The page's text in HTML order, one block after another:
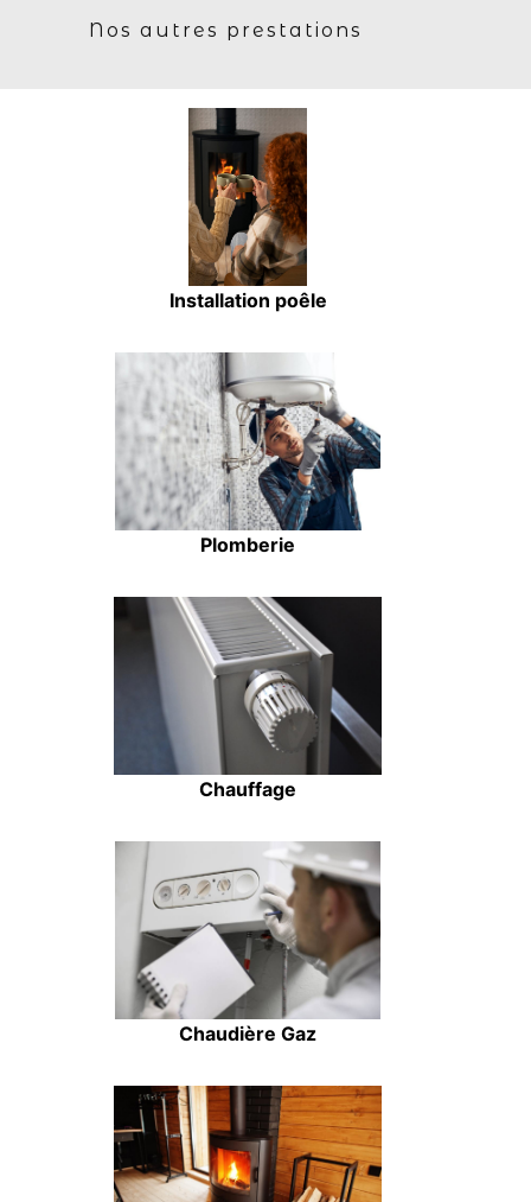
Nos autres prestations
Installation poêle
Plomberie
Chauffage
Chaudière Gaz